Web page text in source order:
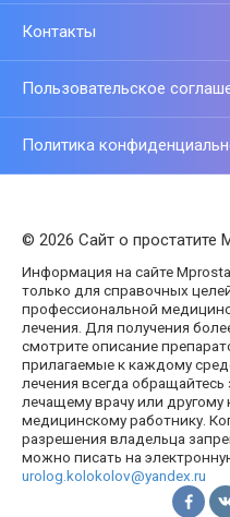
Контакты
Пользовательское
Политика
© 2026 Сайт о простатите
Информация на сайте
только для справочных
профессиональной
лечения. Для получения
смотрите описание
прилагаемые к каждому
лечения всегда
лечащему врачу или
медицинскому работнику.
разрешения владельца
можно писать на
urolog.kolokolov@yandex.ru